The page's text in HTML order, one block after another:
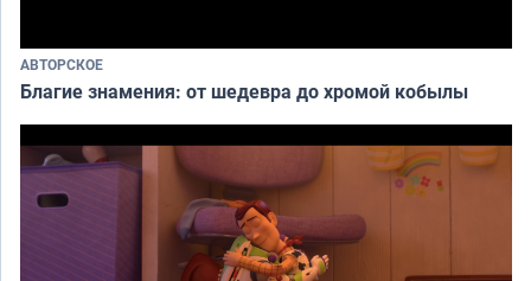
АВТОРСКОЕ
Благие знамения: от шедевра до хромой кобылы